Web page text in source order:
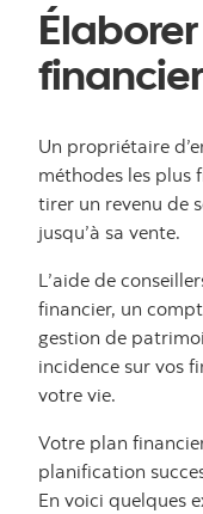
financier
Un propriétaire
méthodes les plus
tirer un revenu de
jusqu’à sa vente.
L’aide de
financier, un
gestion de
incidence sur vos
votre vie.
Votre plan
planification
En voici quelques